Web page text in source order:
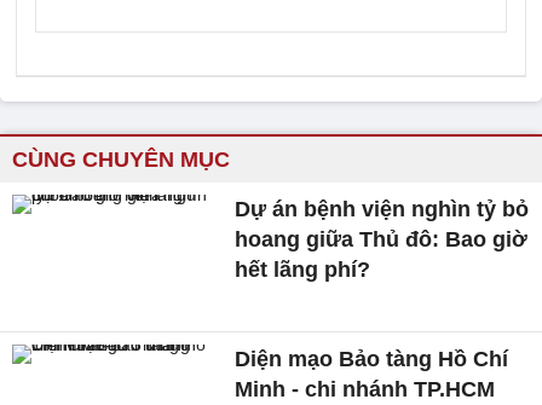
CÙNG CHUYÊN MỤC
Dự án bệnh viện nghìn tỷ bỏ
hoang giữa Thủ đô: Bao giờ
hết lãng phí?
Diện mạo Bảo tàng Hồ Chí
Minh - chi nhánh TP.HCM